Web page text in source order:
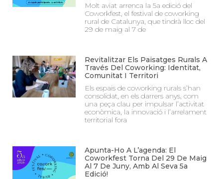
Molt aviat arrenca la 5a edició del
Coworkfest, el festival de coworking
rural de Catalunya, que tindrà lloc del
29 de maig al 7 de
Revitalitzar Els Paisatges Rurals A
Través Del Coworking: Identitat,
Comunitat I Territori
Els espais de coworking rurals s’han
consolidat, en els darrers anys, com
una peça clau per impulsar l’activitat
econòmica, la innovació i l’arrelament
territorial fora
Apunta-Ho A L’agenda: El
Coworkfest Torna Del 29 De Maig
Al 7 De Juny, Amb Al Seva 5a
Edició!